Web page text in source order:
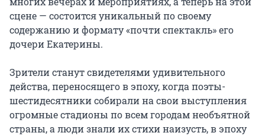
сцене — состоится уникальный по своему
содержанию и формату «почти спектакль» его
дочери Екатерины.
Зрители станут свидетелями удивительного
действа, переносящего в эпоху, когда поэты-
шестидесятники собирали на свои выступления
огромные стадионы по всем городам необъятной
страны, а люди знали их стихи наизусть, в эпоху